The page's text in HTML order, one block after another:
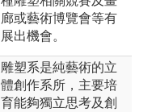
廊或藝術博覽會等有
展出機會。
雕塑系是純藝術的立
體創作系所，主要培
育能夠獨立思考及創